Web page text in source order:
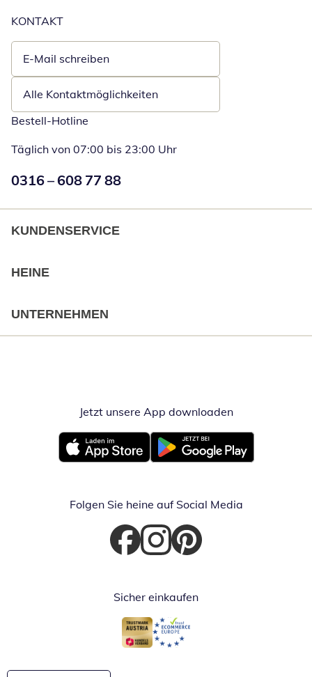
KONTAKT
E-Mail schreiben
Öffnet E-Mail-Client
Alle Kontaktmöglichkeiten
Bestell-Hotline
Täglich von 07:00 bis 23:00 Uhr
Numéro de téléphone:
0316 – 608 77 88
KUNDENSERVICE
HEINE
UNTERNEHMEN
Jetzt unsere App downloadenÖffnet in
Öffnet in neuem FensterÖffnet in neuem Fenster
Folgen Sie heine auf Social Media
Öffnet in neuem Fenster
Öffnet in neuem Fenster
Öffnet in neuem Fenster
Sicher einkaufen
Öffnet in neuem Fenster
Öffnet in neuem Fenster